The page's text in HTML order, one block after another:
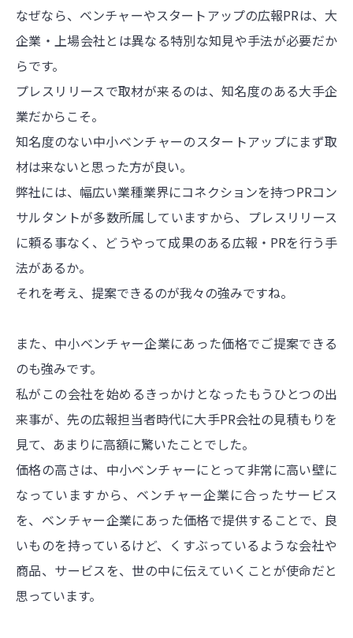
なぜなら、ベンチャーやスタートアップの広報PRは、大
企業・上場会社とは異なる特別な知見や手法が必要だか
らです。
プレスリリースで取材が来るのは、知名度のある大手企
業だからこそ。
知名度のない中小ベンチャーのスタートアップにまず取
材は来ないと思った方が良い。
弊社には、幅広い業種業界にコネクションを持つPRコン
サルタントが多数所属していますから、プレスリリース
に頼る事なく、どうやって成果のある広報・PRを行う手
法があるか。
それを考え、提案できるのが我々の強みですね。
また、中小ベンチャー企業にあった価格でご提案できる
のも強みです。
私がこの会社を始めるきっかけとなったもうひとつの出
来事が、先の広報担当者時代に大手PR会社の見積もりを
見て、あまりに高額に驚いたことでした。
価格の高さは、中小ベンチャーにとって非常に高い壁に
なっていますから、ベンチャー企業に合ったサービス
を、ベンチャー企業にあった価格で提供することで、良
いものを持っているけど、くすぶっているような会社や
商品、サービスを、世の中に伝えていくことが使命だと
思っています。